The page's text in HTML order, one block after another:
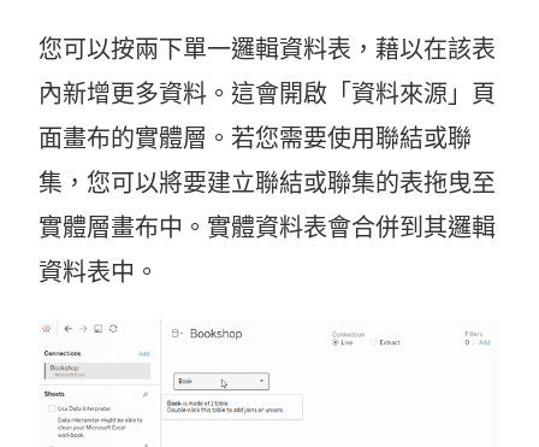
您可以按兩下單一邏輯資料表，藉以在該表
內新增更多資料。這會開啟「資料來源」頁
面畫布的實體層。若您需要使用聯結或聯
集，您可以將要建立聯結或聯集的表拖曳至
實體層畫布中。實體資料表會合併到其邏輯
資料表中。